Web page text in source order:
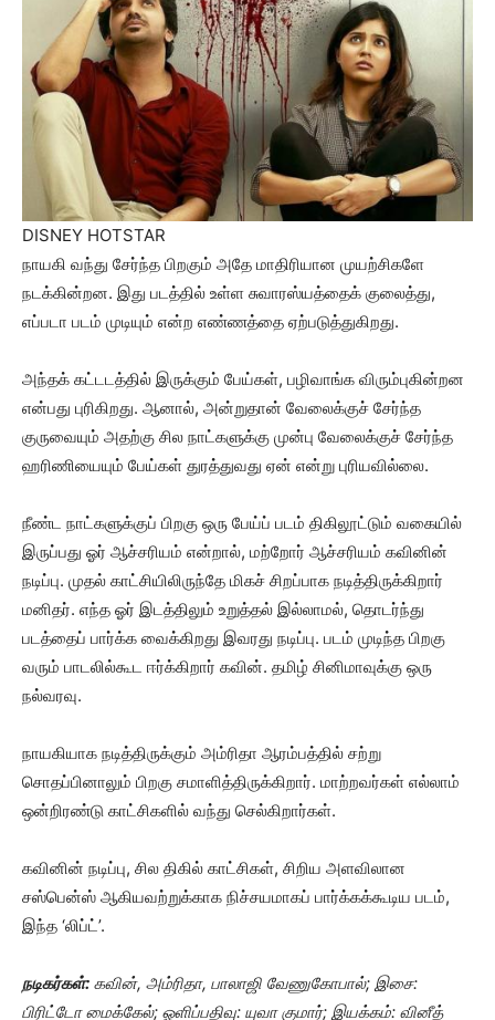
DISNEY HOTSTAR
நாயகி வந்து சேர்ந்த பிறகும் அதே மாதிரியான முயற்சிகளே
நடக்கின்றன. இது படத்தில் உள்ள சுவாரஸ்யத்தைக் குலைத்து,
எப்படா படம் முடியும் என்ற எண்ணத்தை ஏற்படுத்துகிறது.
அந்தக் கட்டடத்தில் இருக்கும் பேய்கள், பழிவாங்க விரும்புகின்றன
என்பது புரிகிறது. ஆனால், அன்றுதான் வேலைக்குச் சேர்ந்த
குருவையும் அதற்கு சில நாட்களுக்கு முன்பு வேலைக்குச் சேர்ந்த
ஹரிணியையும் பேய்கள் துரத்துவது ஏன் என்று புரியவில்லை.
நீண்ட நாட்களுக்குப் பிறகு ஒரு பேய்ப் படம் திகிலூட்டும் வகையில்
இருப்பது ஓர் ஆச்சரியம் என்றால், மற்றோர் ஆச்சரியம் கவினின்
நடிப்பு. முதல் காட்சியிலிருந்தே மிகச் சிறப்பாக நடித்திருக்கிறார்
மனிதர். எந்த ஓர் இடத்திலும் உறுத்தல் இல்லாமல், தொடர்ந்து
படத்தைப் பார்க்க வைக்கிறது இவரது நடிப்பு. படம் முடிந்த பிறகு
வரும் பாடலில்கூட ஈர்க்கிறார் கவின். தமிழ் சினிமாவுக்கு ஒரு
நல்வரவு.
நாயகியாக நடித்திருக்கும் அம்ரிதா ஆரம்பத்தில் சற்று
சொதப்பினாலும் பிறகு சமாளித்திருக்கிறார். மாற்றவர்கள் எல்லாம்
ஒன்றிரண்டு காட்சிகளில் வந்து செல்கிறார்கள்.
கவினின் நடிப்பு, சில திகில் காட்சிகள், சிறிய அளவிலான
சஸ்பென்ஸ் ஆகியவற்றுக்காக நிச்சயமாகப் பார்க்கக்கூடிய படம்,
இந்த ‘லிப்ட்’.
நடிகர்கள்: கவின், அம்ரிதா, பாலாஜி வேணுகோபால்; இசை:
பிரிட்டோ மைக்கேல்; ஓளிப்பதிவு: யுவா குமார்; இயக்கம்: வினீத்